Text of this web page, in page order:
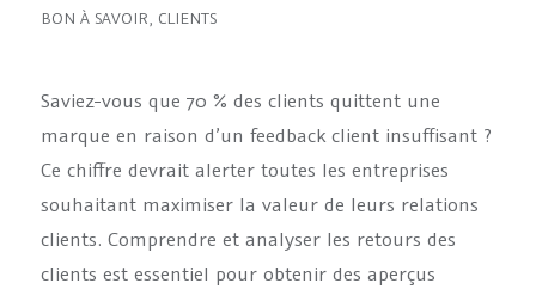
BON À SAVOIR, CLIENTS
Saviez-vous que 70 % des clients quittent une
marque en raison d’un feedback client insuffisant ?
Ce chiffre devrait alerter toutes les entreprises
souhaitant maximiser la valeur de leurs relations
clients. Comprendre et analyser les retours des
clients est essentiel pour obtenir des aperçus